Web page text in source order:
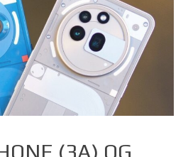
(3A) OG